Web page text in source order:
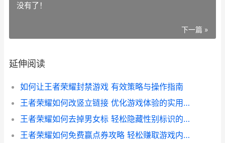
没有了！
下一篇 »
延伸阅读
如何让王者荣耀封禁游戏 有效策略与操作指南
王者荣耀如何改竖立链接 优化游戏体验的实用技巧解析
王者荣耀如何去掉男女标 轻松隐藏性别标识的实用教程
王者荣耀如何免费赢点券攻略 轻松赚取游戏内虚拟货币秘籍